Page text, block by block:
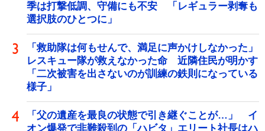
季は打撃低調、守備にも不安 「レギュラー剥奪も
選択肢のひとつに」
「救助隊は何もせんで、満足に声かけしなかった」
レスキュー隊が救えなかった命 近隣住民が明かす
「二次被害を出さないのが訓練の鉄則になっている
様子」
「父の遺産を最良の状態で引き継ぐことが…」 イ
オン爆発で非難殺到の「ハビタ」エリート社長はハ